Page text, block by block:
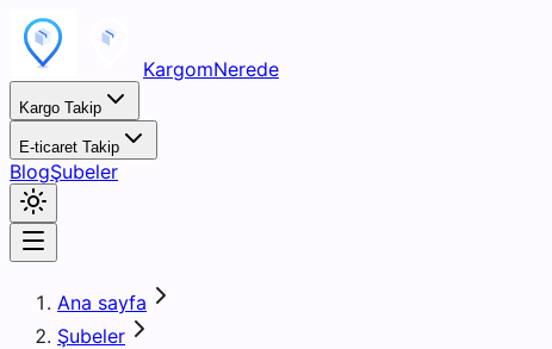
KargomNerede
Kargo Takip
E-ticaret Takip
BlogŞubeler
Ana sayfa
Şubeler